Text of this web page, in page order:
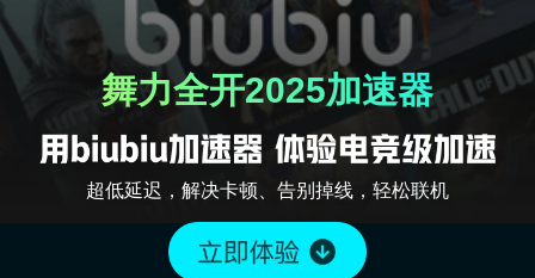
舞力全开2025加速器
超低延迟，解决卡顿、告别掉线，轻松联机